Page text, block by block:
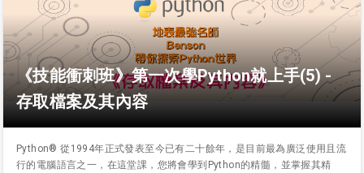
《技能衝刺班》第一次學Python就上手(5) -
存取檔案及其內容
Python® 從1994年正式發表至今已有二十餘年，是目前最為廣泛使用且流
行的電腦語言之一，在這堂課，您將會學到Python的精髓，並掌握其精